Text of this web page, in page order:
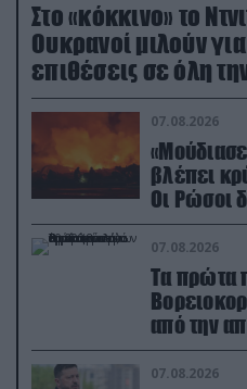
Στο «κόκκινο» το
Ουκρανοί μιλούν
επιθέσεις σε όλη
07.08.2026
βλέπει
Οι Ρώσοι
κολοσσού!
07.08.2026
Τα πρώτα
από την
που
07.08.2026